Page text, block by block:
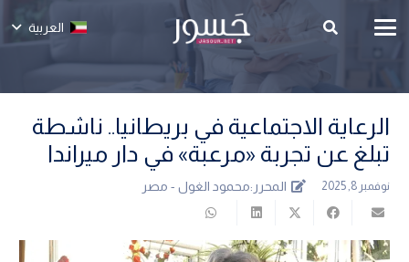
العربية
الرعاية الاجتماعية في بريطانيا.. ناشطة
تبلغ عن تجربة «مرعبة» في دار ميراندا
نوفمبر 8, 2025 المحرر:محمود الغول - مصر